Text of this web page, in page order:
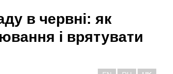
в червні: як
і врятувати